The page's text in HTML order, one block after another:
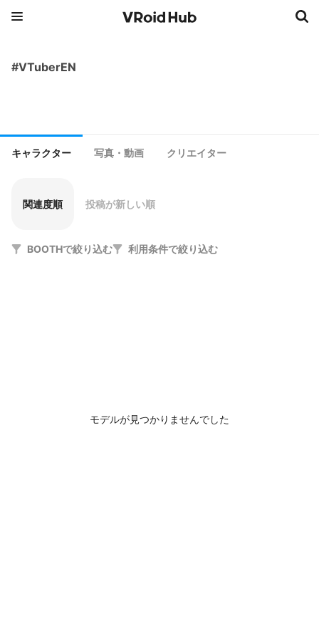
#VTuberEN
キャラクター 写真・動画 クリエイター
関連度順 投稿が新しい順
BOOTHで絞り込む 利用条件で絞り込む
モデルが見つかりませんでした